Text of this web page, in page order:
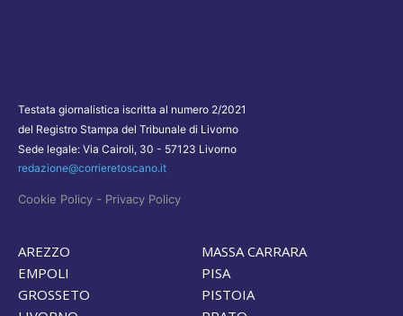
Testata giornalistica iscritta al numero 2/2021
del Registro Stampa del Tribunale di Livorno
Sede legale: Via Cairoli, 30 - 57123 Livorno
redazione@corrieretoscano.it
Cookie Policy - Privacy Policy
AREZZO
EMPOLI
GROSSETO
MASSA CARRARA
PISA
PISTOIA